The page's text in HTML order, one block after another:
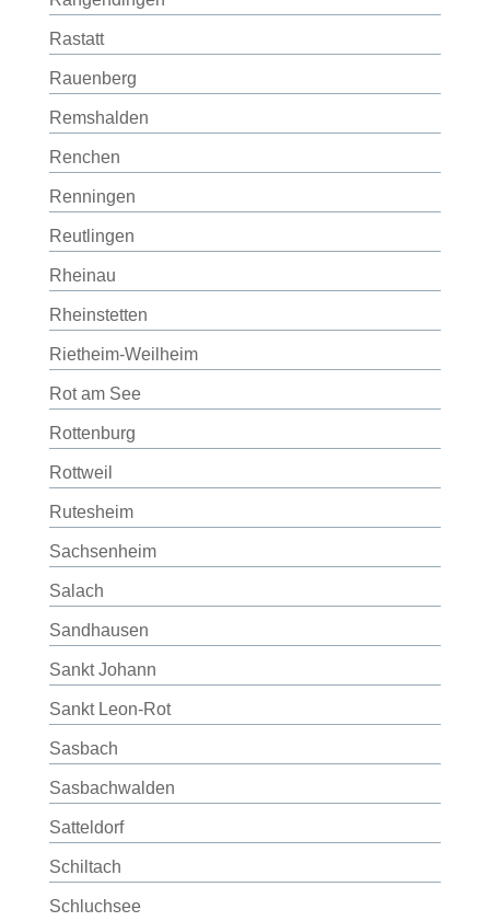
Rastatt
Rauenberg
Remshalden
Renchen
Renningen
Reutlingen
Rheinau
Rheinstetten
Rietheim-Weilheim
Rot am See
Rottenburg
Rottweil
Rutesheim
Sachsenheim
Salach
Sandhausen
Sankt Johann
Sankt Leon-Rot
Sasbach
Sasbachwalden
Satteldorf
Schiltach
Schluchsee